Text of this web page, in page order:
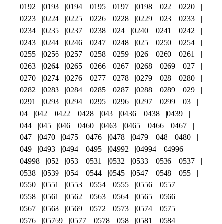
0192 0193 0194 0195 0197 0198 022
0220
0223
0224 0225 0226 0228 0229 023
0233
0234
0235 0237 0238 024 0240 0241
0242
0243
0244 0246 0247 0248 025 0250
0254
0255
0256 0257 0258 0259 026 0260
0261
0263
0264 0265 0266 0267 0268 0269
027
0270
0274 0276 0277 0278 0279 028
0280
0282
0283 0284 0285 0287 0288 0289
029
0291
0293 0294 0295 0296 0297 0299
03
04
042 0422 0428 043 0436 0438
0439
044
045 046 0460 0463 0465 0466
0467
047
0470 0475 0476 0478 0479 048
0480
049
0493 0494 0495 04992 04994
04996
04998
052 053 0531 0532 0533 0536
0537
0538
0539 054 0544 0545 0547 0548
055
0550
0551 0553 0554 0555 0556
0557
0558
0561 0562 0563 0564 0565
0566
0567
0568 0569 0572 0573 0574
0575
0576
05769 0577 0578 058 0581
0584